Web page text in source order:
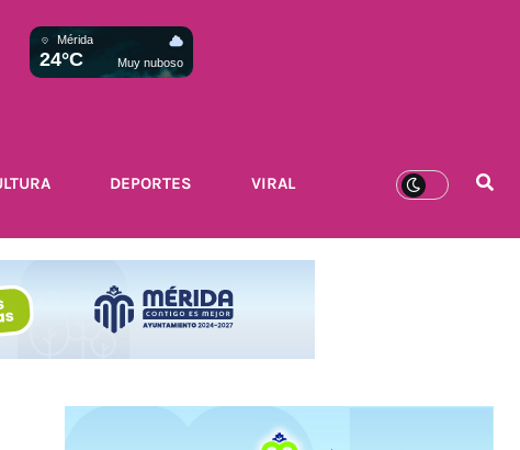
Mérida
24°C Muy nuboso
DEPORTES VIRAL